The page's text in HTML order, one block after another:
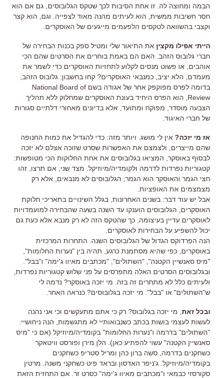
הבמה ומחוצה לה. זו אחת הסיבות לכך שטקס הגלובוסים, גם אם הוא
חסר חשיבות ממשית, הוא לעיתים מהנה מאוד לצפייה. וגם, הוא קצר
וקצבי בהשוואה לטקסים הלפעמים מייגעים של האוסקרים.
הייתי אפילו מקצין את התיאור שלי ומטיל ספק בכנות הבחירה של
חברי גלובוס הזהב. האם הם באמת בוחרים את הסרטים שהם הכי
אוהבים, או פשוט מנסים לקלוע לתחזיות האוסקרים כדי לשמר את
מעמדם, הלא יציב, כמנבאי האוסקרים? קחו בחשבון: גלובוס הזהב,
בדומה לפרס מפוקפק אחר של אגודה בשם National Board of
Review, הוא הפרס היחיד בעונת האוסקרים שמחלוק ללא תהליך
הצבעה מוסדר, מפוקח ומתועד, אלא בדיונים מאחורי דלתיים סגורות
של חברי האיגוד.
אז מי יזכה? אין לי מושג. ויותר מזה: כדי להגדיל את כמות החנופה
שהם מייצרים, ולצמצם את האפשרות שסרט שזוכה אצלם לא יזכה
לבסוף באוסקר, המציאו בגלובוסים את אחת החלוקות הכי מטופשות:
קטגוריות נפרדות לדרמה ולקומדיה/מיוזיקל. מצד שני, אם תרצו, זהו
חצי הגמר והאוסקר הוא הגמר; הגלובוסים לא מנבאים, אלא רק
מצמצמים את האופציות.
אבל יש עוד דבר: בשנים האחרונות, בגלל השינויים בתאריכי חלוקת
האוסקרים, הגלובוסים הוענקו עד השנה בשעה שהבחירה למועמדויות
לאוסקרים עדיין בעיצומה, כך שהטקס הזה לא רק מנבא אלא כעת גם
יכול להשפיע על הבחירות לאוסקרים.
הנה הפרדוקס הגדול של הגלובוסים השנה. התחרות המרכזית
באוסקרים, כפי שהיא מסתמנת כרגע, תהיה בין "נערות החלומות",
"מיס סאנשיין הקטנה", "השתולים", "מכתבים מאיוו ג'ימה" ו"בבל".
ובגלובוסים הסרטים האלה מתפרסים על פני שלוש קטגוריות נפרדות,
ולעיתים כלל לא מתחרים זה בזה. מי יזכה באוסקר? נדמה לי
ש"השתולים" או "בבל". מי יזכה בגלובוסים? כנראה האחר.
ובכל זאת , מי יזכה בגלובוס? רק כי אתם מתעקשים וכי אני נהנה
לעשות לעצמי בושות בכתב כשנבואותיי לא מתגשמות, הנה ניחושיי:
"השתולים" בדרמה ו"נערות החלומות" בקומדיה/מיוזיקל (אם כי "מיס
סאנשיין הקטנה" עשוי להפתיע כאן). הלן מירן ופורסט וויטאקר
כשחקנים בדרמה, סשה ברון כהן ומריל סטריפ כשחקנים
בקומדיה/מיוזיקל. ג'ניפר האדסון ובראד פיט כשחקני משנה. מרטין
סקורסזי כבמאי ו"מכתבים מאיוו ג'ימה" כסרט זר. אם התחזית הזאת